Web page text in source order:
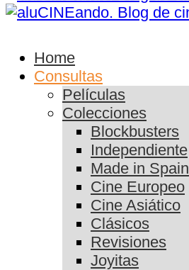
Home
Consultas
Películas
Colecciones
Blockbusters
Independiente
Made in Spain
Cine Europeo
Cine Asiático
Clásicos
Revisiones
Joyitas